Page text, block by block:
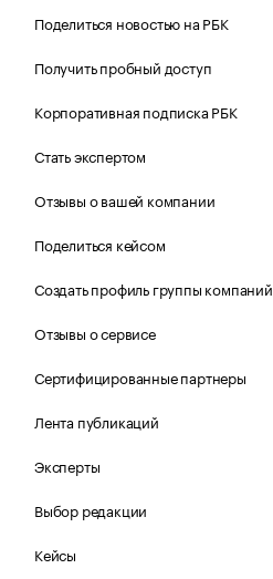
Поделиться новостью на РБК
Получить пробный доступ
Корпоративная подписка РБК
Стать экспертом
Отзывы о вашей компании
Поделиться кейсом
Создать профиль группы компаний
Отзывы о сервисе
Сертифицированные партнеры
Лента публикаций
Эксперты
Выбор редакции
Кейсы